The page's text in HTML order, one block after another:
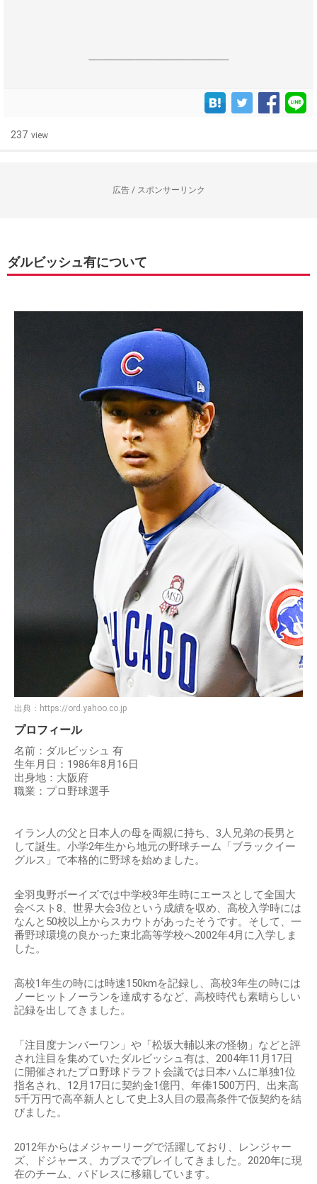
------------------------------------------------------------------
237 view
広告 / スポンサーリンク
ダルビッシュ有について
出典： https://ord.yahoo.co.jp
プロフィール
名前：ダルビッシュ 有
生年月日：1986年8月16日
出身地：大阪府
職業：プロ野球選手
イラン人の父と日本人の母を両親に持ち、3人兄弟の長男と
して誕生。小学2年生から地元の野球チーム「ブラックイー
グルス」で本格的に野球を始めました。
全羽曳野ボーイズでは中学校3年生時にエースとして全国大
会ベスト8、世界大会3位という成績を収め、高校入学時には
なんと50校以上からスカウトがあったそうです。そして、一
番野球環境の良かった東北高等学校へ2002年4月に入学しま
した。
高校1年生の時には時速150kmを記録し、高校3年生の時には
ノーヒットノーランを達成するなど、高校時代も素晴らしい
記録を出してきました。
「注目度ナンバーワン」や「松坂大輔以来の怪物」などと評
され注目を集めていたダルビッシュ有は、2004年11月17日
に開催されたプロ野球ドラフト会議では日本ハムに単独1位
指名され、12月17日に契約金1億円、年俸1500万円、出来高
5千万円で高卒新人として史上3人目の最高条件で仮契約を結
びました。
2012年からはメジャーリーグで活躍しており、レンジャー
ズ、ドジャース、カブスでプレイしてきました。2020年に現
在のチーム、パドレスに移籍しています。